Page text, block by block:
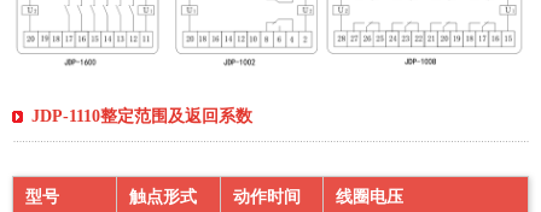
JDP-1110整定范围及返回系数
型号 触点形式 动作时间 线圈电压